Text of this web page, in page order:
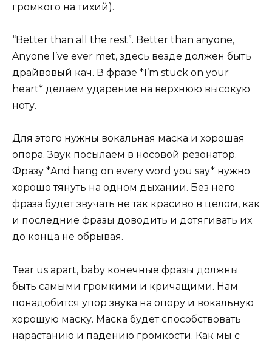
громкого на тихий).
“Better than all the rest”. Better than anyone,
Anyone I’ve ever met, здесь везде должен быть
драйвовый кач. В фразе *I’m stuck on your
heart* делаем ударение на верхнюю высокую
ноту.
Для этого нужны вокальная маска и хорошая
опора. Звук посылаем в носовой резонатор.
Фразу *And hang on every word you say* нужно
хорошо тянуть на одном дыхании. Без него
фраза будет звучать не так красиво в целом, как
и последние фразы доводить и дотягивать их
до конца не обрывая.
Tear us apart, baby конечные фразы должны
быть самыми громкими и кричащими. Нам
понадобится упор звука на опору и вокальную
хорошую маску. Маска будет способствовать
нарастанию и падению громкости. Как мы с